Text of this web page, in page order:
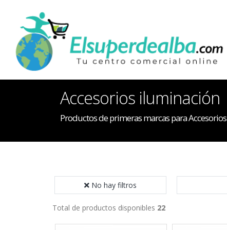
Accesorios iluminación
Productos de primeras marcas para Accesorios
No hay filtros
Total de productos disponibles 22